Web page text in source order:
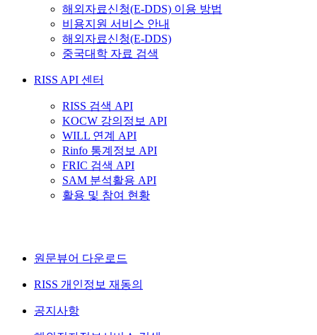
해외자료신청(E-DDS) 이용 방법
비용지원 서비스 안내
해외자료신청(E-DDS)
중국대학 자료 검색
RISS API 센터
RISS 검색 API
KOCW 강의정보 API
WILL 연계 API
Rinfo 통계정보 API
FRIC 검색 API
SAM 분석활용 API
활용 및 참여 현황
원문뷰어 다운로드
RISS 개인정보 재동의
공지사항